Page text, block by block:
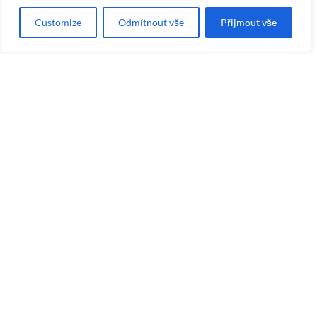
Customize Odmítnout vše Přijmout vše
Krásný hasičský zážitek z týmové spolupráce prožila v neděli
3.9.2023 naše soutěžní družstva na devátém ročníku "Memoriál